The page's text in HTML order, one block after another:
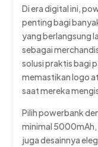
Di era digital ini,
penting bagi
yang berlangsung
sebagai
solusi praktis bagi
memastikan logo
saat mereka
Pilih powerbank
minimal 5000mAh,
juga desainnya